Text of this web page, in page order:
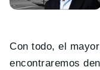
Con todo, el
encontraremos